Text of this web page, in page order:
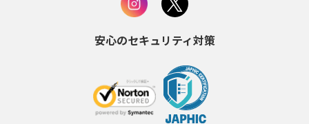
安心のセキュリティ対策